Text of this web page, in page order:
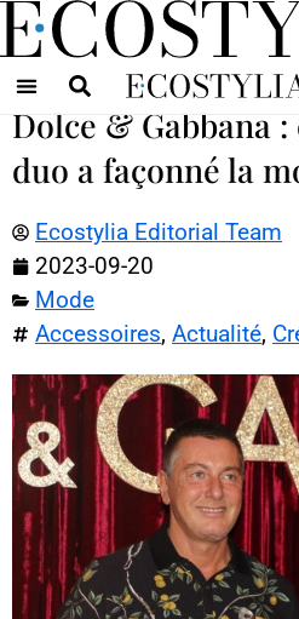
Dolce & Gabbana
duo a façonné la
Ecostylia Editorial Team
2023-09-20
Mode
Accessoires, Actualité,